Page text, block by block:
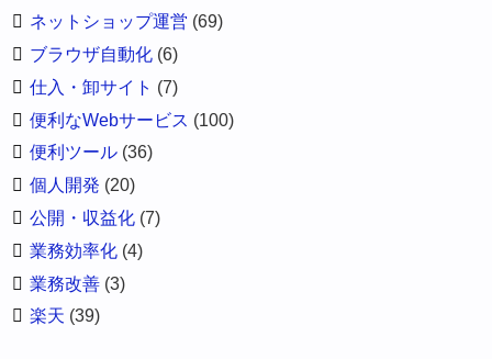
ネットショップ運営 (69)
ブラウザ自動化 (6)
仕入・卸サイト (7)
便利なWebサービス (100)
便利ツール (36)
個人開発 (20)
公開・収益化 (7)
業務効率化 (4)
業務改善 (3)
楽天 (39)